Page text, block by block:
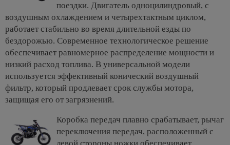
поездки. Двигатель одноцилиндровый, с
воздушным охлаждением и четырехтактным циклом,
работает стабильно во время длительной езды по
бездорожью. Современное технологическое решение
обеспечивает равномерное распределение мощности и
низкий расход топлива. В универсальной модели
используется эффективный конический воздушный
фильтр, который продлевает срок службы мотора,
защищая его от загрязнений.
Коробка передач плавно срабатывает, рычаг
переключения передач, расположенный с